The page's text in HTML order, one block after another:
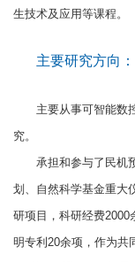
生技术及应用等课程。
主要研究方向：
主要从事可智能数
究。
承担和参与了民机
划、自然科学基金重大
研项目，科研经费2000
明专利 20余项，作为共